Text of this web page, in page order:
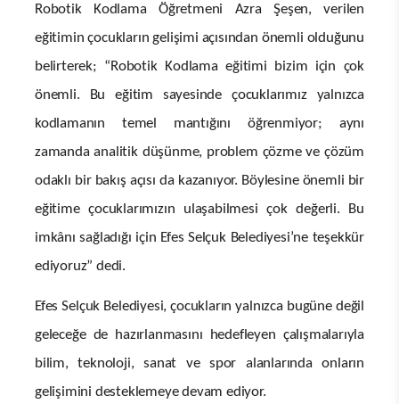
Robotik Kodlama Öğretmeni Azra Şeşen, verilen
eğitimin çocukların gelişimi açısından önemli olduğunu
belirterek; “Robotik Kodlama eğitimi bizim için çok
önemli. Bu eğitim sayesinde çocuklarımız yalnızca
kodlamanın temel mantığını öğrenmiyor; aynı
zamanda analitik düşünme, problem çözme ve çözüm
odaklı bir bakış açısı da kazanıyor. Böylesine önemli bir
eğitime çocuklarımızın ulaşabilmesi çok değerli. Bu
imkânı sağladığı için Efes Selçuk Belediyesi’ne teşekkür
ediyoruz” dedi.
Efes Selçuk Belediyesi, çocukların yalnızca bugüne değil
geleceğe de hazırlanmasını hedefleyen çalışmalarıyla
bilim, teknoloji, sanat ve spor alanlarında onların
gelişimini desteklemeye devam ediyor.